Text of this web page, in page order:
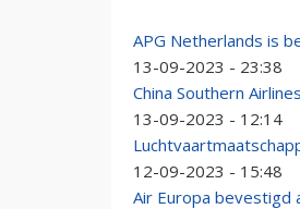
APG Netherlands is
13-09-2023 - 23:38
China Southern
13-09-2023 - 12:14
12-09-2023 - 15:48
Air Europa bevestigd